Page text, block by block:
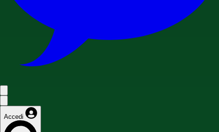
Accedi